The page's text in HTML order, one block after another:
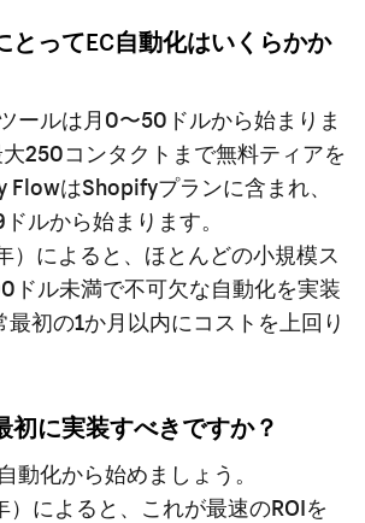
とってEC自動化はいくらかか
ールは月0〜50ドルから始まりま
250コンタクトまで無料ティアを
はShopifyプランに含まれ、
ルから始まります。
）によると、ほとんどの小規模ス
ドル未満で不可欠な自動化を実装
最初の1か月以内にコストを上回り
初に実装すべきですか？
動化から始めましょう。
によると、これが最速のROIを